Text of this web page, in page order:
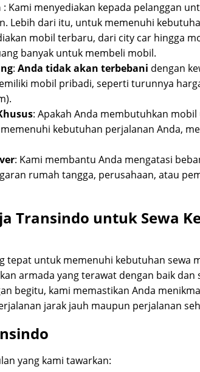
: Kami menyediakan kepada pelanggan
Lebih dari itu, untuk memenuhi
mobil terbaru, dari city car hingga
banyak untuk membeli mobil.
: Anda tidak akan terbebani dengan
mobil pribadi, seperti turunnya
: Apakah Anda membutuhkan
kebutuhan perjalanan Anda,
: Kami membantu Anda mengatasi
rumah tangga, perusahaan, atau
Transindo untuk Sewa
tepat untuk memenuhi kebutuhan sewa
armada yang terawat dengan baik
begitu, kami memastikan Anda
jarak jauh maupun perjalanan
yang kami tawarkan: